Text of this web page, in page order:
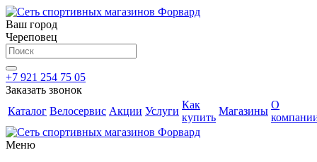
Ваш город
Череповец
+7 921 254 75 05
Заказать звонок
Каталог Велосервис Акции Услуги
Как
купить
Магазины
О
Меню